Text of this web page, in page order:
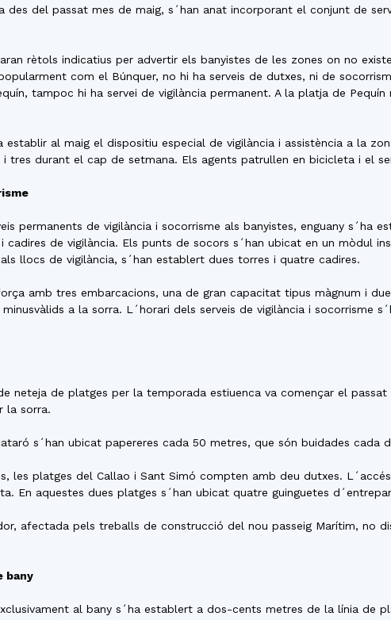
des del passat mes de maig, s´han anat incorporant el conjunt de
rètols indicatius per advertir els banyistes de les zones on no
com el Búnquer, no hi ha serveis de dutxes, ni de
tampoc hi ha servei de vigilància permanent. A la platja de
establir al maig el dispositiu especial de vigilància i assistència a la
i tres durant el cap de setmana. Els agents patrullen en bicicleta i el
permanents de vigilància i socorrisme als banyistes, enguany s´ha
cadires de vigilància. Els punts de socors s´han ubicat en un mòdul
llocs de vigilància, s´han establert dues torres i quatre cadires.
amb tres embarcacions, una de gran capacitat tipus màgnum i
a la sorra. L´horari dels serveis de vigilància i socorrisme
neteja de platges per la temporada estiuenca va començar el
la sorra.
s´han ubicat papereres cada 50 metres, que són buidades cada
les platges del Callao i Sant Simó compten amb deu dutxes.
En aquestes dues platges s´han ubicat quatre guinguetes
afectada pels treballs de construcció del nou passeig Marítim, no
bany
al bany s´ha establert a dos-cents metres de la línia de